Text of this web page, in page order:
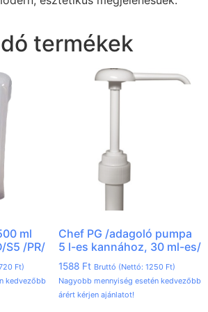
termékek
ml
S5 /PR/
Ft)
kedvezőbb
Chef PG /adagoló pumpa
5 l-es kannához, 30 ml-es/
1588 Ft Bruttó (Nettó: 1250 Ft)
Nagyobb mennyiség esetén kedvezőbb
árért kérjen ajánlatot!